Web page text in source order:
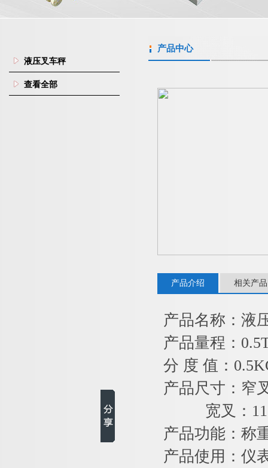
液压叉车秤
查看全部
产品中心
产品介绍 相关产品
产品名称：液
产品量程：
分 度 值：
产品尺寸：窄
宽叉：
产品功能：称
产品使用：仪